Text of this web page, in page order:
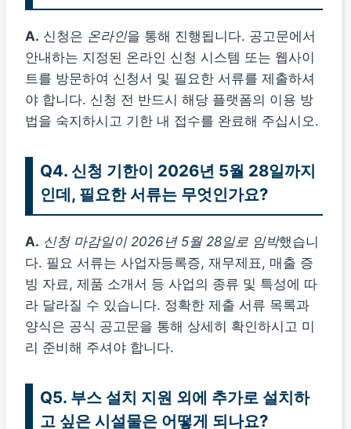
A. 신청은 온라인을 통해 진행됩니다. 공고문에서
안내하는 지정된 온라인 신청 시스템 또는 웹사이
트를 방문하여 신청서 및 필요한 서류를 제출하셔
야 합니다. 신청 전 반드시 해당 플랫폼의 이용 방
법을 숙지하시고 기한 내 접수를 완료해 주십시오.
Q4. 신청 기한이 2026년 5월 28일까지
인데, 필요한 서류는 무엇인가요?
A. 신청 마감일이 2026년 5월 28일로 임박했습니
다. 필요 서류는 사업자등록증, 재무제표, 매출 증
빙 자료, 제품 소개서 등 사업의 종류 및 특성에 따
라 달라질 수 있습니다. 정확한 제출 서류 목록과
양식은 공식 공고문을 통해 상세히 확인하시고 미
리 준비해 주셔야 합니다.
Q5. 부스 설치 지원 외에 추가로 설치하
고 싶은 시설물은 어떻게 되나요?